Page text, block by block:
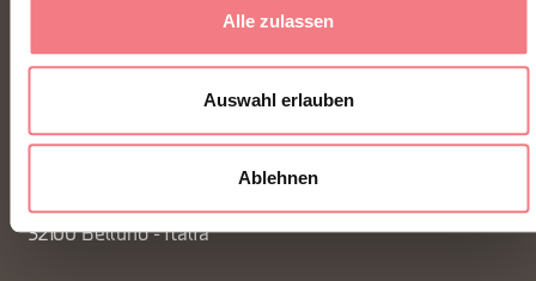
Alle zulassen
Auswahl erlauben
Ablehnen
32100 Belluno - Italia